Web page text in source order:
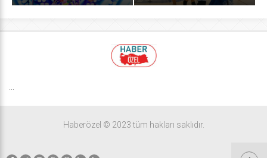
Haberözel © 2023 tüm hakları saklıdır.